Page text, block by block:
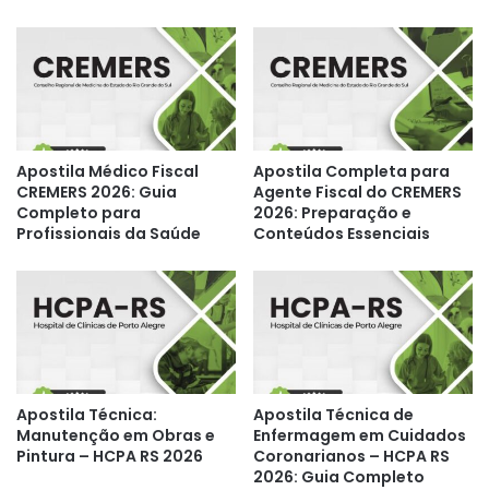
Apostila Médico Fiscal
CREMERS 2026: Guia
Completo para
Profissionais da Saúde
Apostila Completa para
Agente Fiscal do CREMERS
2026: Preparação e
Conteúdos Essenciais
Apostila Técnica:
Manutenção em Obras e
Pintura – HCPA RS 2026
Apostila Técnica de
Enfermagem em Cuidados
Coronarianos – HCPA RS
2026: Guia Completo